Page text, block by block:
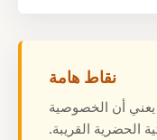
نقاط هامة
يعني أن الخصوصية
الحضرية القريبة.